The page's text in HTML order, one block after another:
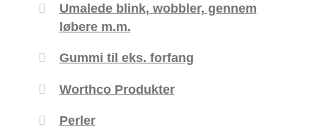
Umalede blink, wobbler, gennem
løbere m.m.
Gummi til eks. forfang
Worthco Produkter
Perler